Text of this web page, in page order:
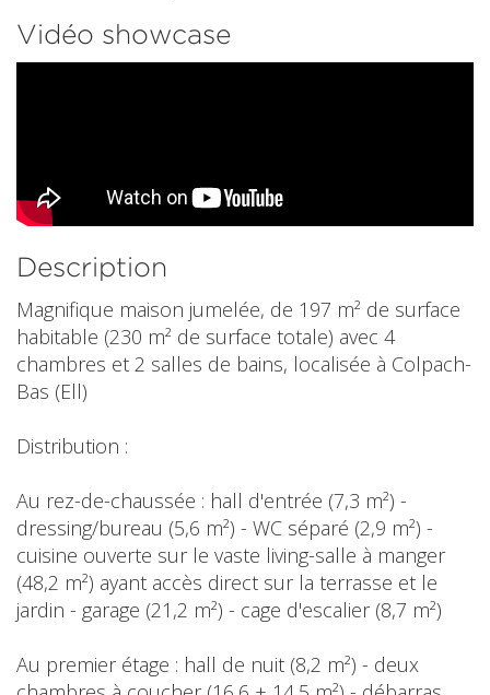
Vidéo showcase
Description
Magnifique maison jumelée, de 197 m² de surface
habitable (230 m² de surface totale) avec 4
chambres et 2 salles de bains, localisée à Colpach-
Bas (Ell)
Distribution :
Au rez-de-chaussée : hall d'entrée (7,3 m²) -
dressing/bureau (5,6 m²) - WC séparé (2,9 m²) -
cuisine ouverte sur le vaste living-salle à manger
(48,2 m²) ayant accès direct sur la terrasse et le
jardin - garage (21,2 m²) - cage d'escalier (8,7 m²)
Au premier étage : hall de nuit (8,2 m²) - deux